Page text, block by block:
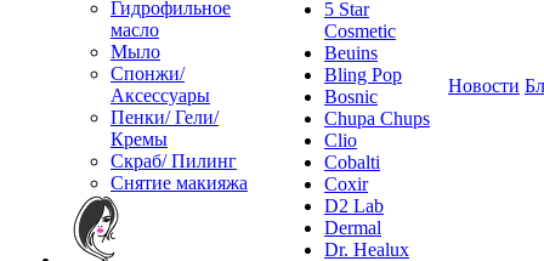
Гидрофильное
масло
Мыло
Спонжи/
Аксессуары
Пенки/ Гели/
Кремы
Скраб/ Пилинг
Снятие макияжа
5 Star
Cosmetic
Beuins
Bling Pop
Bosnic
Chupa Chups
Clio
Cobalti
Coxir
D2 Lab
Dermal
Dr. Healux
Новости